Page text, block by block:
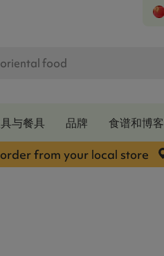
与餐具 品牌 食谱和博客
from your local store